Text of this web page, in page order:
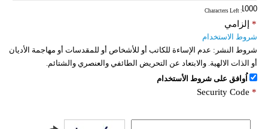
: Characters Left
إلزامي *
شروط الاستخدام
شروط النشر: عدم الإساءة للكاتب أو للأشخاص أو للمقدسات أو مهاجمة الأديان
أو الذات الالهية. والابتعاد عن التحريض الطائفي والعنصري والشتائم.
اُوافق على شروط الأستخدام
Security Code *